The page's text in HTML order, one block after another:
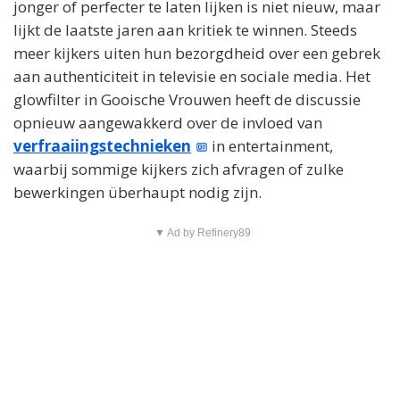
jonger of perfecter te laten lijken is niet nieuw, maar
lijkt de laatste jaren aan kritiek te winnen. Steeds
meer kijkers uiten hun bezorgdheid over een gebrek
aan authenticiteit in televisie en sociale media. Het
glowfilter in Gooische Vrouwen heeft de discussie
opnieuw aangewakkerd over de invloed van
verfraaiingstechnieken
in entertainment,
waarbij sommige kijkers zich afvragen of zulke
bewerkingen überhaupt nodig zijn.
▼ Ad by Refinery89